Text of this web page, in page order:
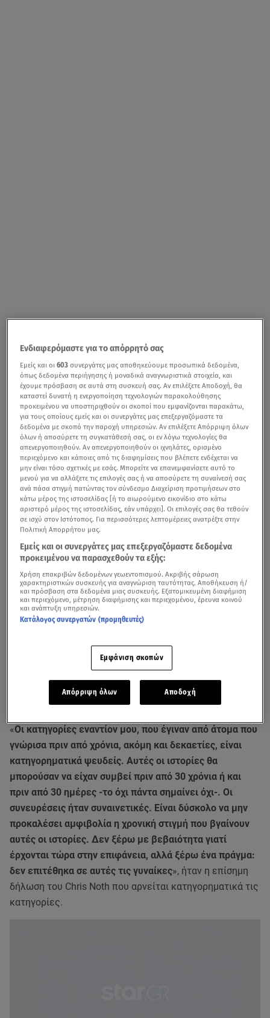
Δείτε διάφορες φωτογραφίες του Chris Noth
Μετά από τις καταγγελίες τριών διαφορετικών
γυναικών για σεξουαλική κακοποίηση στο παρελθόν, ο
Mr. BigτουSex and the City, κατά κόσμον
Ο Mr. Big του Sex and The City κατηγορείται για
σεξουαλική κακοποίηση!
«Οι κατηγορίες εναντίον μου, που έγιναν από άτομα που
γνώρισα πριν από χρόνια, ακόμη και δεκαετίες, είναι
κατηγορηματικά ψευδείς. Αυτές οι ιστορίες θα
μπορούσαν να είχαν συμβεί πριν από 30 χρόνια ή και
πριν από 30 ημέρες -το όχι πάντα σημαίνει όχι-. Οι
συνευρέσεις ήταν συναινετικές. Είναι δύσκολο να μην
προκαλέσει αμφιβολία η χρονική στιγμή που βγαίνουν
αυτές οι ιστορίες. Δεν ξέρω με βεβαιότητα γιατί
έρχονται τώρα στην επιφάνεια, αλλά ξέρω ένα πράγμα:
δεν επιτέθηκα σε αυτές τις γυναίκες», ήταν η επίσημη
δήλωση του Chris Noth που αρνείται κατηγορηματικά τις
κατηγορίες.
Ενδιαφερόμαστε για το απόρρητό σας
Εμείς και οι603 συνεργάτες μας αποθηκεύουμε προσωπικά δεδομένα,
όπως δεδομένα περιήγησης ή μοναδικά αναγνωριστικά στοιχεία, και
έχουμε πρόσβαση σε αυτά στη συσκευή σας. Αν επιλέξετε Αποδοχή, θα
καταστεί δυνατή η ενεργοποίηση τεχνολογιών παρακολούθησης
προκειμένου να υποστηριχθούν οι σκοποί που εμφανίζονται παρακάτω,
για τους οποίους εμείς και οι συνεργάτες μας επεξεργαζόμαστε τα
δεδομένα με σκοπό την παροχή υπηρεσιών. Αν επιλέξετε Απόρριψη όλων
όλων ή αποσύρετε τη συγκατάθεσή σας, οι εν λόγω τεχνολογίες θα
απενεργοποιηθούν. Αν απενεργοποιηθούν οι ιχνηλάτες, ορισμένο
περιεχόμενο και κάποιες από τις διαφημίσεις που βλέπετε ενδέχεται να
μην είναι τόσο σχετικές με εσάς. Μπορείτε να επανεμφανίσετε αυτό το
μενού για να αλλάξετε τις επιλογές σας ή να αποσύρετε τη συναίνεσή σας
ανά πάσα στιγμή πατώντας τον σύνδεσμο Διαχείριση προτιμήσεων στο
κάτω μέρος της ιστοσελίδας [ή το αιωρούμενο εικονίδιο στο κάτω
αριστερό μέρος της ιστοσελίδας, εάν υπάρχει]. Οι επιλογές σας θα τεθούν
σε ισχύ στον Ιστότοπος. Για περισσότερες λεπτομέρειες ανατρέξτε στην
Πολιτική Απορρήτου μας.
Εμείς και οι συνεργάτες μας επεξεργαζόμαστε δεδομένα
προκειμένου να παρασχεθούν τα εξής:
Χρήση επακριβών δεδομένων γεωεντοπισμού. Ακριβής σάρωση
χαρακτηριστικών συσκευής για αναγνώριση ταυτότητας. Αποθήκευση ή/
και πρόσβαση στα δεδομένα μιας συσκευής. Εξατομικευμένη διαφήμιση
και περιεχόμενο, μέτρηση διαφήμισης και περιεχομένου, έρευνα κοινού
και ανάπτυξη υπηρεσιών.
Κατάλογος συνεργατών (προμηθευτές)
Εμφάνιση σκοπών
Απόρριψη όλων Αποδοχή